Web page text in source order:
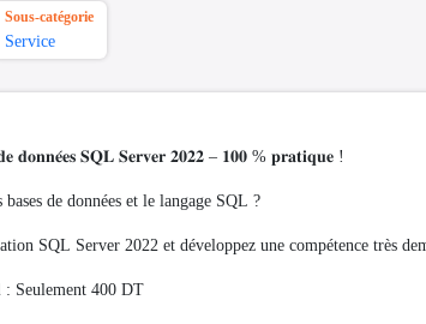
Sous-catégorie
Service
𝐝𝐨𝐧𝐧𝐞́𝐞𝐬 𝐒𝐐𝐋 𝐒𝐞𝐫𝐯𝐞𝐫 𝟐𝟎𝟐𝟐 – 𝟏𝟎𝟎 % 𝐩𝐫𝐚𝐭𝐢𝐪𝐮𝐞 !
de données et le langage SQL ?
SQL Server 2022 et développez une compétence très
Seulement 400 DT